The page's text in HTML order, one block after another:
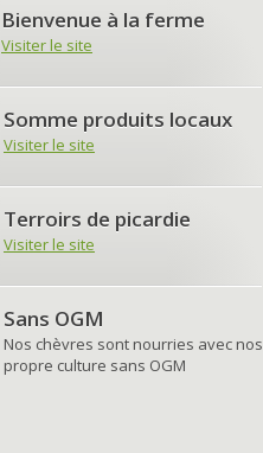
Bienvenue à la ferme
Visiter le site
Somme produits locaux
Visiter le site
Terroirs de picardie
Visiter le site
Sans OGM
Nos chèvres sont nourries avec nos
propre culture sans OGM